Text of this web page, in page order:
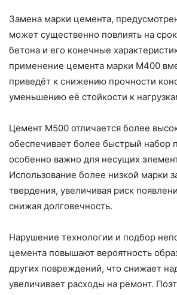
Замена марки цемента,
может существенно повлиять на
бетона и его конечные
применение цемента марки М400
приведёт к снижению прочности
уменьшению её стойкости к
Цемент М500 отличается более
обеспечивает более быстрый набор
особенно важно для несущих
Использование более низкой марки
твердения, увеличивая риск
снижая долговечность.
Нарушение технологии и подбор
цемента повышают вероятность
других повреждений, что снижает
увеличивает расходы на ремонт.